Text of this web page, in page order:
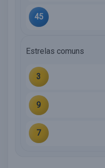
45
Estrelas comuns
3
9
7